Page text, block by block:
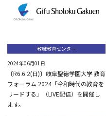
教職教育センター
2024年06月01日
〔R6.6.2(日)〕岐阜聖徳学園大学 教育
フォーラム 2024「令和時代の教育を
リードする」（LIVE配信）を開催し
ます。